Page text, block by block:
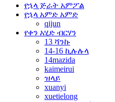
የኋላ ጅራት አምፖል
የኋላ አምድ አምድ
qijun
የቀን አሂድ ብርሃን
13 ሻንኩ
14-16 ኪሉሉላ
14mazida
kaimeirui
ዝላይ
xuanyi
xuetielong